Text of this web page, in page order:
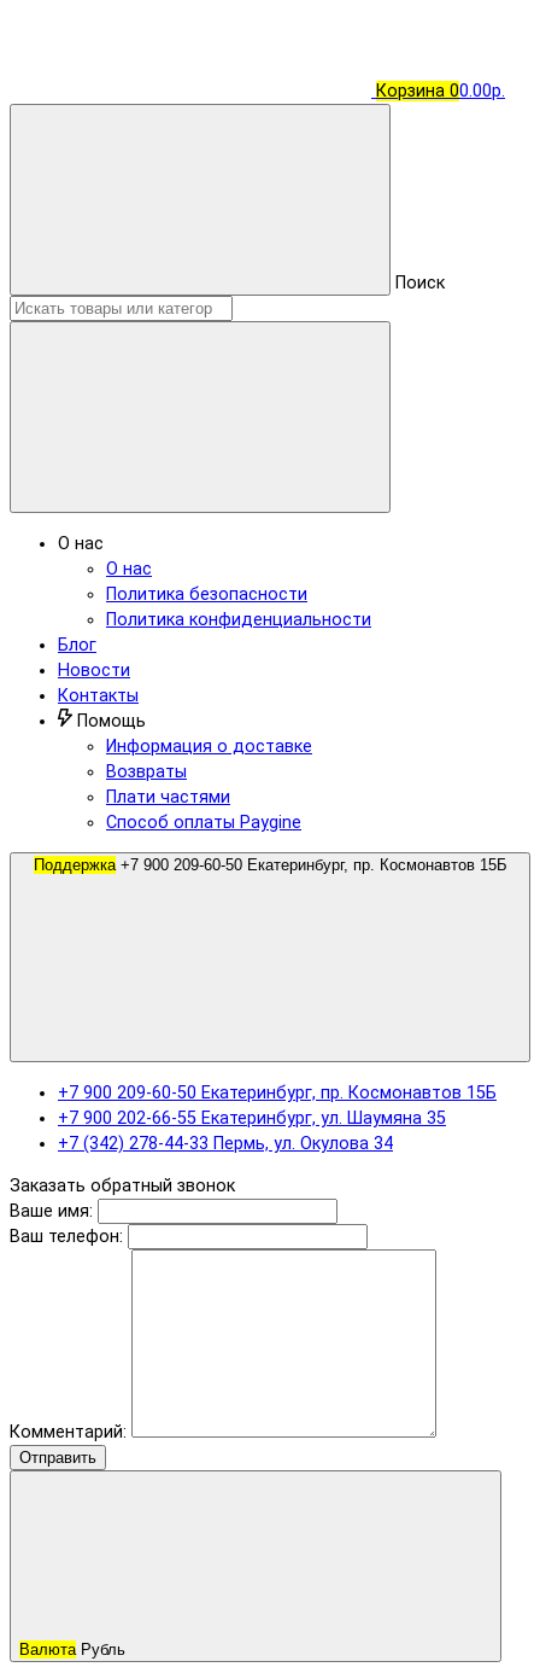
Корзина 00.00р.
Поиск
О нас
О нас
Политика безопасности
Политика конфиденциальности
Блог
Новости
Контакты
Помощь
Информация о доставке
Возвраты
Плати частями
Способ оплаты Paygine
Поддержка
+7 900 209-60-50 Екатеринбург, пр. Космонавтов 15Б
+7 900 202-66-55 Екатеринбург, ул. Шаумяна 35
+7 (342) 278-44-33 Пермь, ул. Окулова 34
Заказать обратный звонок
Ваше имя:
Ваш телефон:
Комментарий:
Отправить
Валюта Рубль